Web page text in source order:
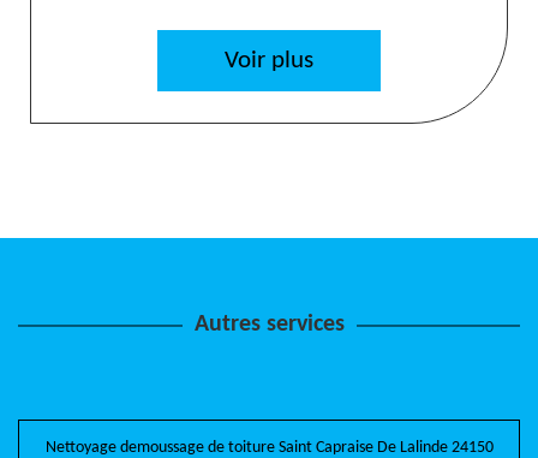
Voir plus
Autres services
Nettoyage demoussage de toiture Saint Capraise De Lalinde 24150